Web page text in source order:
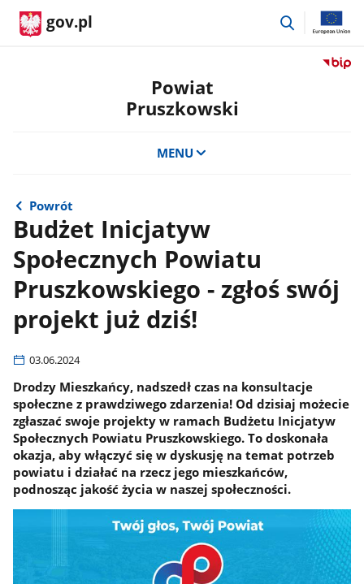
gov.pl
przejdź
Przejdź
Powiat
Pruszkowski
MENU
Powrót
Budżet Inicjatyw
Społecznych Powiatu
Pruszkowskiego - zgłoś swój
projekt już dziś!
03.06.2024
Drodzy Mieszkańcy, nadszedł czas na konsultacje
społeczne z prawdziwego zdarzenia! Od dzisiaj możecie
zgłaszać swoje projekty w ramach Budżetu Inicjatyw
Społecznych Powiatu Pruszkowskiego. To doskonała
okazja, aby włączyć się w dyskusję na temat potrzeb
powiatu i działać na rzecz jego mieszkańców,
podnosząc jakość życia w naszej społeczności.